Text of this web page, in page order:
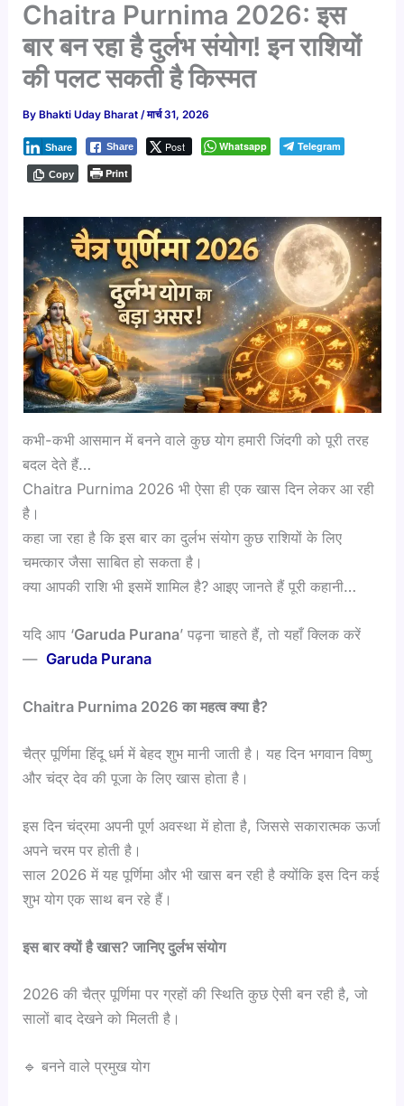
Chaitra Purnima 2026: इस
बार बन रहा है दुर्लभ संयोग! इन राशियों
की पलट सकती है किस्मत
By Bhakti Uday Bharat/मार्च 31, 2026
Share Post
Share Whatsapp Telegram
Copy Print
कभी-कभी आसमान में बनने वाले कुछ योग हमारी जिंदगी को पूरी तरह
बदल देते हैं…
Chaitra Purnima 2026 भी ऐसा ही एक खास दिन लेकर आ रही
है।
कहा जा रहा है कि इस बार का दुर्लभ संयोग कुछ राशियों के लिए
चमत्कार जैसा साबित हो सकता है।
क्या आपकी राशि भी इसमें शामिल है? आइए जानते हैं पूरी कहानी…
यदि आप ‘Garuda Purana’ पढ़ना चाहते हैं, तो यहाँ क्लिक करें
—Garuda Purana
Chaitra Purnima 2026 का महत्व क्या है?
चैत्र पूर्णिमा हिंदू धर्म में बेहद शुभ मानी जाती है। यह दिन भगवान विष्णु
और चंद्र देव की पूजा के लिए खास होता है।
इस दिन चंद्रमा अपनी पूर्ण अवस्था में होता है, जिससे सकारात्मक ऊर्जा
अपने चरम पर होती है।
साल 2026 में यह पूर्णिमा और भी खास बन रही है क्योंकि इस दिन कई
शुभ योग एक साथ बन रहे हैं।
इस बार क्यों है खास? जानिए दुर्लभ संयोग
2026 की चैत्र पूर्णिमा पर ग्रहों की स्थिति कुछ ऐसी बन रही है, जो
सालों बाद देखने को मिलती है।
🔹 बनने वाले प्रमुख योग